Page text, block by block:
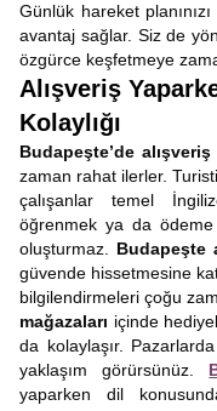
Günlük hareket
avantaj sağlar. Siz de
özgürce keşfetmeye
Alışveriş
Kolaylığı
Budapeşte’de alışveriş
zaman rahat ilerler.
çalışanlar temel
öğrenmek ya da ödeme
oluşturmaz. Budapeşte
güvende hissetmesine
bilgilendirmeleri çoğu
mağazaları içinde
da kolaylaşır.
yaklaşım görürsünüz.
yaparken dil